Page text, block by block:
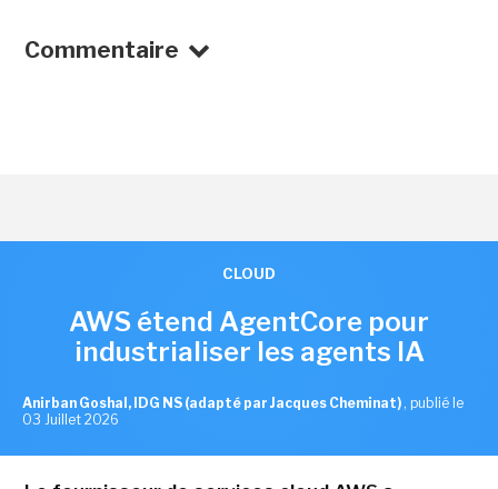
Commentaire
CLOUD
AWS étend AgentCore pour
industrialiser les agents IA
Anirban Goshal, IDG NS (adapté par Jacques Cheminat) , publié le
03 Juillet 2026